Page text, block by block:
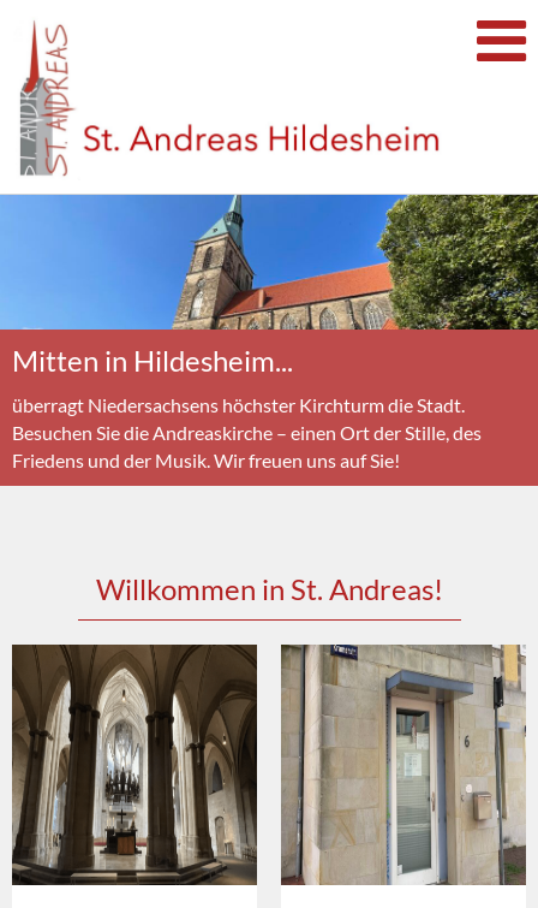
Mitten in Hildesheim...
überragt Niedersachsens höchster Kirchturm die Stadt.
Besuchen Sie die Andreaskirche – einen Ort der Stille, des
Friedens und der Musik. Wir freuen uns auf Sie!
Willkommen in St. Andreas!